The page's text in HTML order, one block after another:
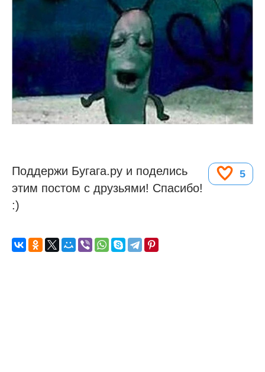
5
Поддержи Бугага.ру и поделись
этим постом с друзьями! Спасибо!
:)